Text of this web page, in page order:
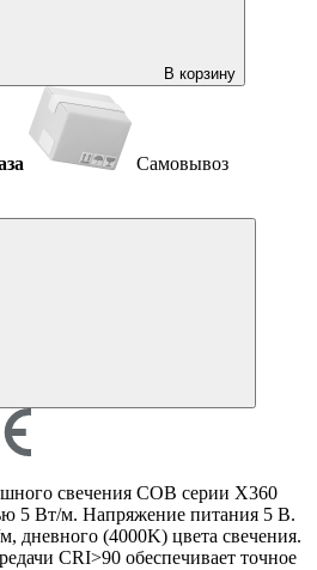
В корзину
Самовывоз
свечения COB серии X360
5 Вт/м. Напряжение питания 5 В.
дневного (4000K) цвета свечения.
CRI>90 обеспечивает точное